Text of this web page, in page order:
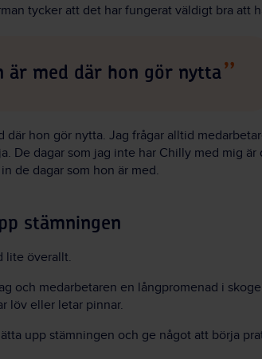
tycker att det har fungerat väldigt bra att
är med där hon gör nytta
där hon gör nytta. Jag frågar alltid
De dagar som jag inte har Chilly med mig
de dagar som hon är med.
stämningen
lite överallt.
och medarbetaren en långpromenad i
löv eller letar pinnar.
upp stämningen och ge något att börja